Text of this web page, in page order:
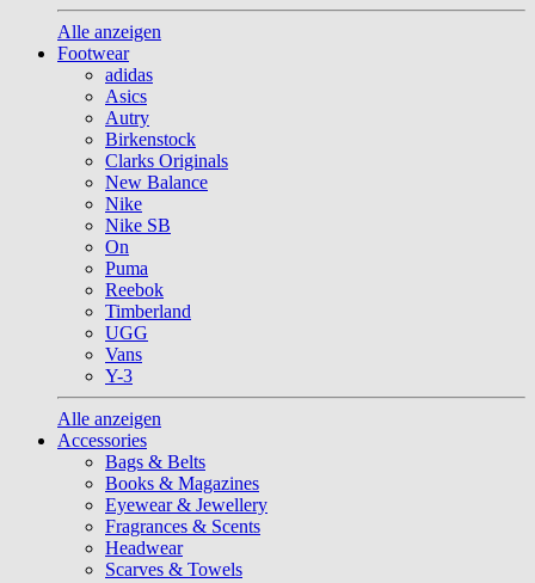
Alle anzeigen
Footwear
adidas
Asics
Autry
Birkenstock
Clarks Originals
New Balance
Nike
Nike SB
On
Puma
Reebok
Timberland
UGG
Vans
Y-3
Alle anzeigen
Accessories
Bags & Belts
Books & Magazines
Eyewear & Jewellery
Fragrances & Scents
Headwear
Scarves & Towels